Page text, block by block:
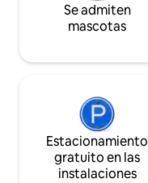
Se admiten
mascotas
Estacionamiento
gratuito en las
instalaciones